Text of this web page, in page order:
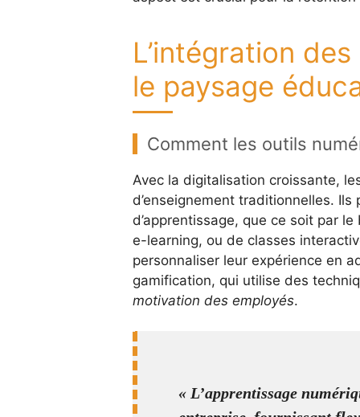
L’intégration
le paysage
Comment les outils
Avec la digitalisation croissante,
d’enseignement traditionnelles.
d’apprentissage, que ce soit par
e-learning, ou de classes
personnaliser leur expérience en
gamification, qui utilise des
motivation des employés.
« L’apprentissage